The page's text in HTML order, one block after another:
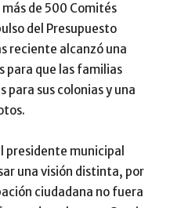
de 500 Comités
del Presupuesto
reciente alcanzó una
para que las familias
para sus colonias y una
presidente municipal
una visión distinta, por
ciudadana no fuera